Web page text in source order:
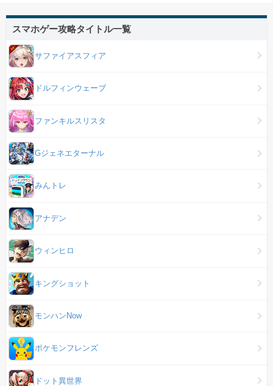
スマホゲー攻略タイトル一覧
サファイアスフィア
ドルフィンウェーブ
ファンキルスリスタ
Gジェネエターナル
みんトレ
アナデン
ウィンヒロ
キングショット
モンハンNow
ポケモンフレンズ
ドット異世界